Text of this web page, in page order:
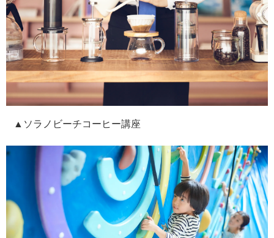
▲ソラノビーチコーヒー講座